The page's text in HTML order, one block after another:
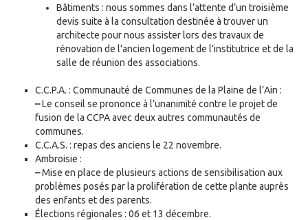
Bâtiments : nous sommes dans l’attente d’un troisième
devis suite à la consultation destinée à trouver un
architecte pour nous assister lors des travaux de
rénovation de l’ancien logement de l’institutrice et de la
salle de réunion des associations.
C.C.P.A. : Communauté de Communes de la Plaine de l’Ain :
–Le conseil se prononce à l’unanimité contre le projet de
fusion de la CCPA avec deux autres communautés de
communes.
C.C.A.S. : repas des anciens le 22 novembre.
Ambroisie :
–Mise en place de plusieurs actions de sensibilisation aux
problèmes posés par la prolifération de cette plante auprès
des enfants et des parents.
Élections régionales : 06 et 13 décembre.